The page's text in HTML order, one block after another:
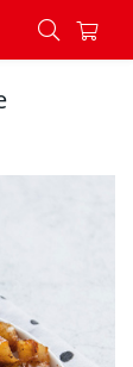
- Recepti -